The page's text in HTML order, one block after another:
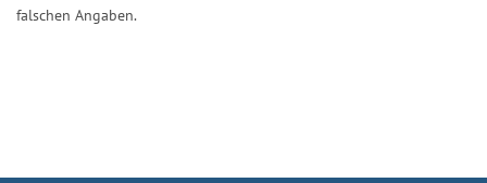
falschen Angaben.